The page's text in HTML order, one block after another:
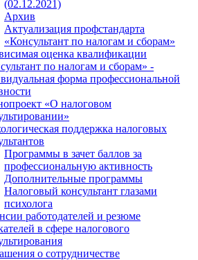
(02.12.2021)
Архив
Актуализация профстандарта
«Консультант по налогам и сборам»
оценка квалификации
по налогам и сборам» -
форма профессиональной
«О налоговом
поддержка налоговых
Программы в зачет баллов за
профессиональную активность
Дополнительные программы
Налоговый консультант глазами
психолога
работодателей и резюме
в сфере налогового
о сотрудничестве